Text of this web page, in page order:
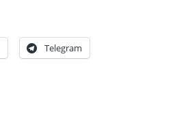
Telegram